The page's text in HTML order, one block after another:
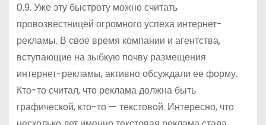
0.9. Уже эту быстроту можно считать
провозвестницей огромного успеха интернет-
рекламы. В свое время компании и агентства,
вступающие на зыбкую почву размещения
интернет-рекламы, активно обсуждали ее форму.
Кто-то считал, что реклама должна быть
графической, кто-то — текстовой. Интересно, что